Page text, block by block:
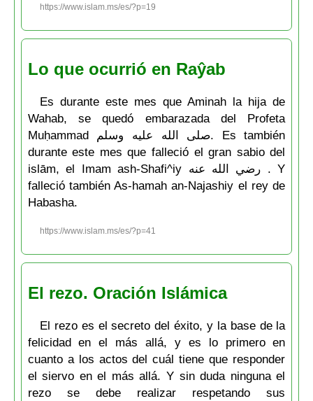
https://www.islam.ms/es/?p=19
Lo que ocurrió en Raŷab
Es durante este mes que Aminah la hija de
Wahab, se quedó embarazada del Profeta
Muḥammad صلى الله عليه وسلم. Es también
durante este mes que falleció el gran sabio del
islām, el Imam ash-Shafi^iy رضي الله عنه . Y
falleció también As-hamah an-Najashiy el rey de
Habasha.
https://www.islam.ms/es/?p=41
El rezo. Oración Islámica
El rezo es el secreto del éxito, y la base de la
felicidad en el más allá, y es lo primero en
cuanto a los actos del cuál tiene que responder
el siervo en el más allá. Y sin duda ninguna el
rezo se debe realizar respetando sus